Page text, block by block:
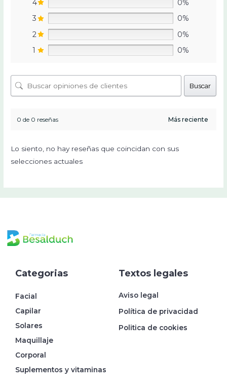
4
0%
3
0%
2
0%
1
0%
Buscar
0 de 0 reseñas
Lo siento, no hay reseñas que coincidan con sus
selecciones actuales
Categorias
Facial
Capilar
Solares
Maquillaje
Corporal
Suplementos y vitaminas
Textos legales
Aviso legal
Política de privacidad
Politica de cookies